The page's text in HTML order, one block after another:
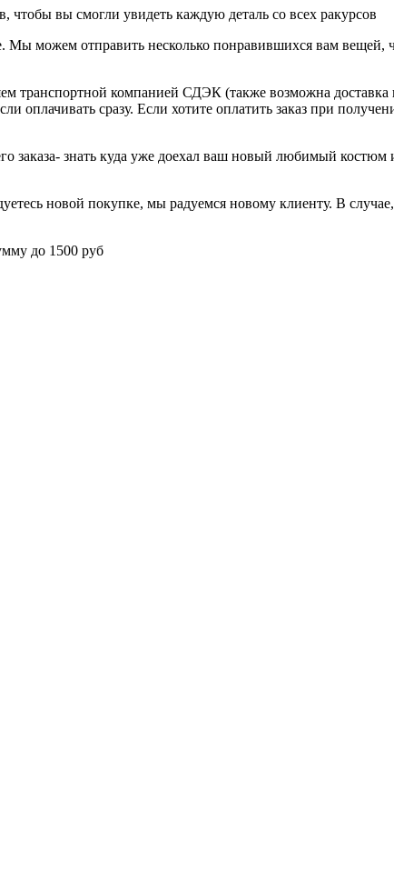
вы смогли увидеть каждую деталь со всех ракурсов
Мы можем отправить несколько понравившихся вам
транспортной компанией СДЭК (также возможна
сразу. Если хотите оплатить заказ при
заказа- знать куда уже доехал ваш новый любимый костюм
новой покупке, мы радуемся новому клиенту. В
до 1500 руб